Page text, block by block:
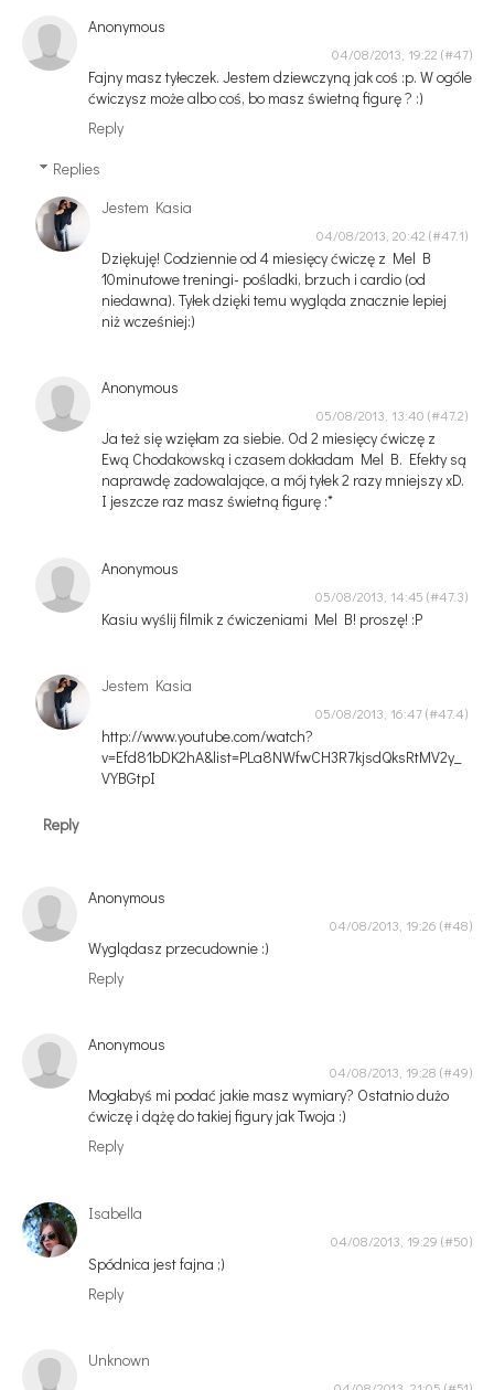
Anonymous
04/08/2013, 19:22
Fajny masz tyłeczek. Jestem dziewczyną jak coś :p. W ogóle
ćwiczysz może albo coś, bo masz świetną figurę ? :)
Reply
Replies
Jestem Kasia
04/08/2013, 20:42
Dziękuję! Codziennie od 4 miesięcy ćwiczę z Mel B
10minutowe treningi- pośladki, brzuch i cardio (od
niedawna). Tyłek dzięki temu wygląda znacznie lepiej
niż wcześniej:)
Anonymous
05/08/2013, 13:40
Ja też się wzięłam za siebie. Od 2 miesięcy ćwiczę z
Ewą Chodakowską i czasem dokładam Mel B. Efekty są
naprawdę zadowalające, a mój tyłek 2 razy mniejszy xD.
I jeszcze raz masz świetną figurę :*
Anonymous
05/08/2013, 14:45
Kasiu wyślij filmik z ćwiczeniami Mel B! proszę! :P
Jestem Kasia
05/08/2013, 16:47
http://www.youtube.com/watch?
v=Efd81bDK2hA&list=PLa8NWfwCH3R7kjsdQksRtMV2y_
VYBGtpI
Reply
Anonymous
04/08/2013, 19:26
Wyglądasz przecudownie :)
Reply
Anonymous
04/08/2013, 19:28
Mogłabyś mi podać jakie masz wymiary? Ostatnio dużo
ćwiczę i dążę do takiej figury jak Twoja :)
Reply
Isabella
04/08/2013, 19:29
Spódnica jest fajna ;)
Reply
Unknown